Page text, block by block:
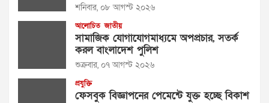
শনিবার, ০৮ আগস্ট ২০২৬
আলোচিত জাতীয়
সামাজিক যোগাযোগমাধ্যমে অপপ্রচার, সতর্ক
করল বাংলাদেশ পুলিশ
শুক্রবার, ০৭ আগস্ট ২০২৬
প্রযুক্তি
ফেসবুক বিজ্ঞাপনের পেমেন্টে যুক্ত হচ্ছে বিকাশ